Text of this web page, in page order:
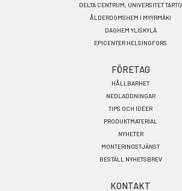
DELTA CENTRUM, UNIVERSITET TARTO
ÅLDERDOMSHEM I MYYRMÄKI
DAGHEM YLISKYLÄ
EPICENTER HELSINGFORS
FÖRETAG
HÅLLBARHET
NEDLADDNINGAR
TIPS OCH IDÉER
PRODUKTMATERIAL
NYHETER
MONTERINGSTJÄNST
BESTÄLL NYHETSBREV
KONTAKT